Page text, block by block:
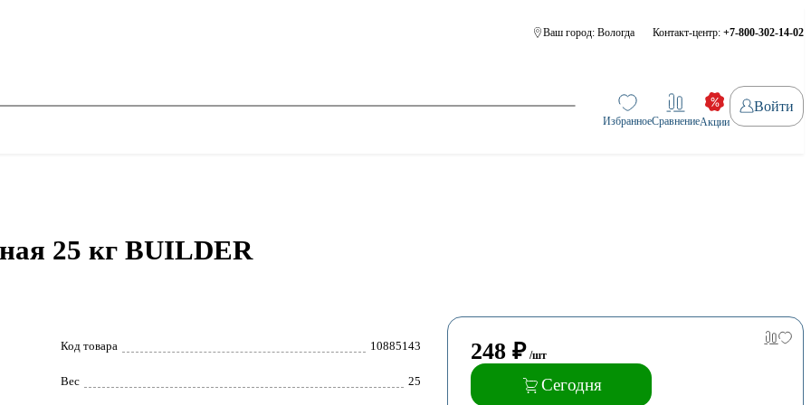
Ваш город: Вологда Контакт-центр: +7-800-302-14-02
ИзбранноеСравнениеАкции
Войти
25 кг BUILDER
Код товара 10885143
Вес 25
248 ₽ /шт
Сегодня